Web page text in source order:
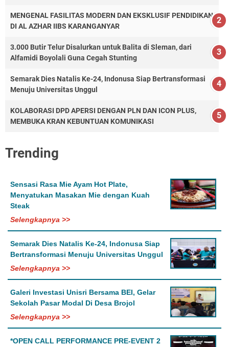
MENGENAL FASILITAS MODERN DAN EKSKLUSIF PENDIDIKAN
DI AL AZHAR IIBS KARANGANYAR
3.000 Butir Telur Disalurkan untuk Balita di Sleman, dari
Alfamidi Boyolali Guna Cegah Stunting
Semarak Dies Natalis Ke-24, Indonusa Siap Bertransformasi
Menuju Universitas Unggul
KOLABORASI DPD APERSI DENGAN PLN DAN ICON PLUS,
MEMBUKA KRAN KEBUNTUAN KOMUNIKASI
Trending
Sensasi Rasa Mie Ayam Hot Plate,
Menyatukan Masakan Mie dengan Kuah
Steak
Selengkapnya >>
Semarak Dies Natalis Ke-24, Indonusa Siap
Bertransformasi Menuju Universitas Unggul
Selengkapnya >>
Galeri Investasi Unisri Bersama BEI, Gelar
Sekolah Pasar Modal Di Desa Brojol
Selengkapnya >>
*OPEN CALL PERFORMANCE PRE-EVENT 2